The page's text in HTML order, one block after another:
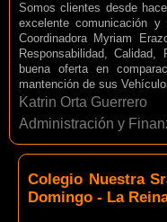
Somos clientes desde
excelente comunicación
Coordinadora Myriam
Responsabilidad,
buena oferta en
mantención de sus
Katrin Orta Guerrero
Administración y
Colegio Nuestra
Domingo - La